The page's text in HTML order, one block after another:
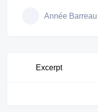
Année Barreau
Excerpt